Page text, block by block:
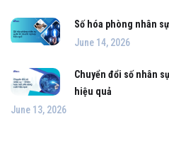
Số hóa phòng nhân
June 14, 2026
Chuyển đổi số nhân
hiệu quả
June 13, 2026